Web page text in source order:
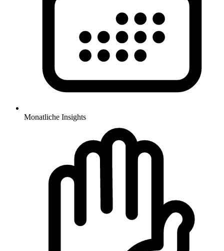
Monatliche Insights